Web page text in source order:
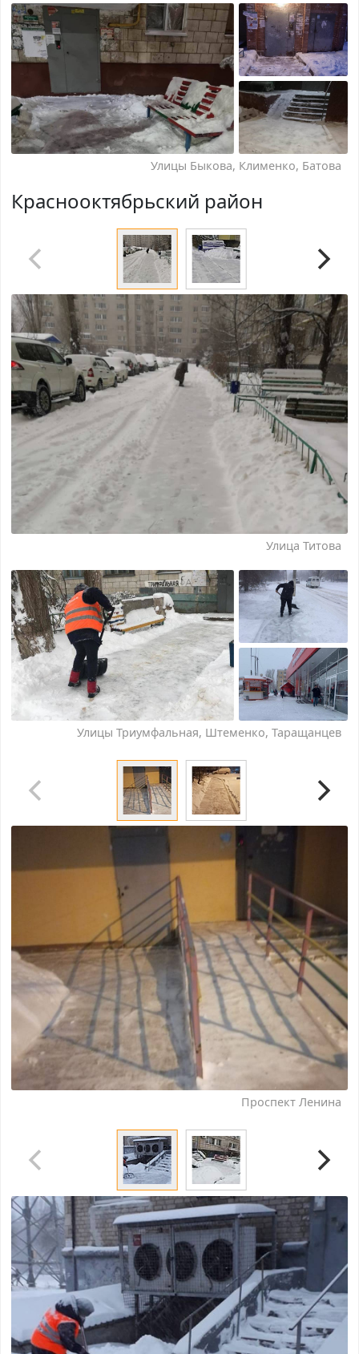
Улицы Быкова, Клименко, Батова
Краснооктябрьский район
Улица Титова
Улицы Триумфальная, Штеменко, Таращанцев
Проспект Ленина